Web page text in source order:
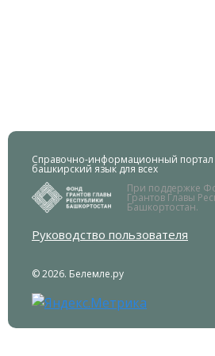
Справочно-информационный портал
башкирский язык для всех
При поддержке
Грантов Главы
Башкортостан.
Руководство пользователя
© 2026. Белемле.ру